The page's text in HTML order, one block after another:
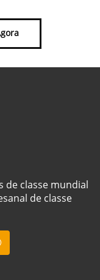
de classe mundial
de classe